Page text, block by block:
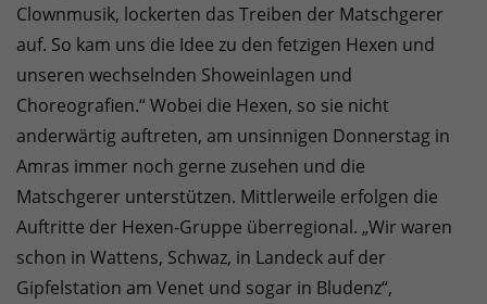
Clownmusik, lockerten das Treiben der Matschgerer
auf. So kam uns die Idee zu den fetzigen Hexen und
unseren wechselnden Showeinlagen und
Choreografien.“ Wobei die Hexen, so sie nicht
anderwärtig auftreten, am unsinnigen Donnerstag in
Amras immer noch gerne zusehen und die
Matschgerer unterstützen. Mittlerweile erfolgen die
Auftritte der Hexen-Gruppe überregional. „Wir waren
schon in Wattens, Schwaz, in Landeck auf der
Gipfelstation am Venet und sogar in Bludenz“,